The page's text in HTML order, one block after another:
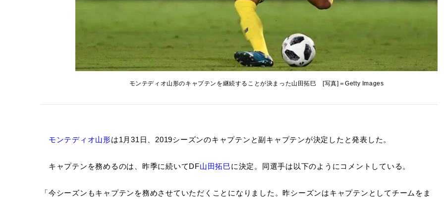
モンテディオ山形のキャプテンを継続することが決まった山田拓巳 [写真]＝Getty Images
モンテディオ山形は1月31日、2019シーズンのキャプテンと副キャプテンが決定したと発表した。
キャプテンを務めるのは、昨季に続いてDF山田拓巳に決定。同選手は以下のようにコメントしている。
「今シーズンもキャプテンを務めさせていただくことになりました。昨シーズンはキャプテンとしてチームをま